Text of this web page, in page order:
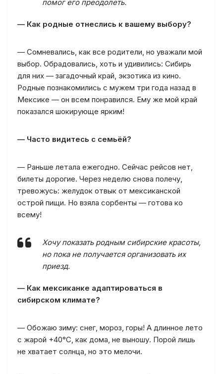
помог его преодолеть.
— Как родные отнеслись к вашему выбору?
— Сомневались, как все родители, но уважали мой
выбор. Обрадовались, хоть и удивились: Сибирь
для них — загадочный край, экзотика из кино.
Родные познакомились с мужем три года назад в
Мексике — он всем понравился. Ему же мой край
показался шокирующе ярким!
— Часто видитесь с семьёй?
— Раньше летала ежегодно. Сейчас рейсов нет,
билеты дорогие. Через неделю снова полечу,
тревожусь: желудок отвык от мексиканской
острой пищи. Но взяла сорбенты — готова ко
всему!
Хочу показать родным сибирские красоты,
но пока не получается организовать их
приезд.
— Как мексиканке адаптироваться в
сибирском климате?
— Обожаю зиму: снег, мороз, горы! А длинное лето
с жарой +40°C, как дома, не выношу. Порой лишь
не хватает солнца, но это мелочи.